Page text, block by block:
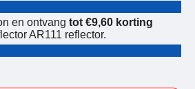
en ontvang tot €9,60 korting
AR111 reflector.